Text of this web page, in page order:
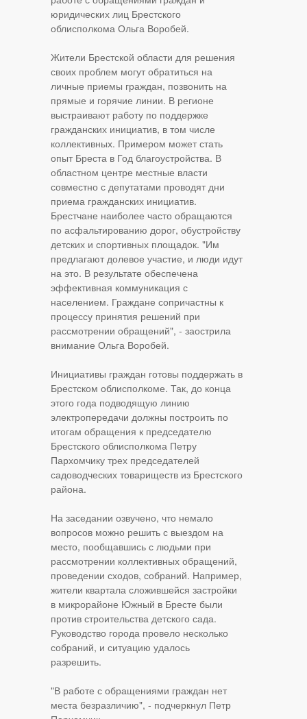
юридических лиц Брестского
облисполкома Ольга Воробей.
Жители Брестской области для решения
своих проблем могут обратиться на
личные приемы граждан, позвонить на
прямые и горячие линии. В регионе
выстраивают работу по поддержке
гражданских инициатив, в том числе
коллективных. Примером может стать
опыт Бреста в Год благоустройства. В
областном центре местные власти
совместно с депутатами проводят дни
приема гражданских инициатив.
Брестчане наиболее часто обращаются
по асфальтированию дорог, обустройству
детских и спортивных площадок. "Им
предлагают долевое участие, и люди идут
на это. В результате обеспечена
эффективная коммуникация с
населением. Граждане сопричастны к
процессу принятия решений при
рассмотрении обращений", - заострила
внимание Ольга Воробей.
Инициативы граждан готовы поддержать в
Брестском облисполкоме. Так, до конца
этого года подводящую линию
электропередачи должны построить по
итогам обращения к председателю
Брестского облисполкома Петру
Пархомчику трех председателей
садоводческих товариществ из Брестского
района.
На заседании озвучено, что немало
вопросов можно решить с выездом на
место, пообщавшись с людьми при
рассмотрении коллективных обращений,
проведении сходов, собраний. Например,
жители квартала сложившейся застройки
в микрорайоне Южный в Бресте были
против строительства детского сада.
Руководство города провело несколько
собраний, и ситуацию удалось
разрешить.
"В работе с обращениями граждан нет
места безразличию", - подчеркнул Петр